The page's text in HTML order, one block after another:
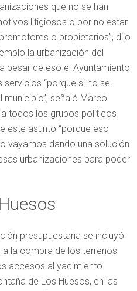
que no se han
litigiosos o por no estar
o propietarios”, dijo
la urbanización del
pesar de eso el Ayuntamiento
“porque si no se
señaló Marco
todos los grupos políticos
este asunto “porque eso
vayamos dando una solución
urbanizaciones para poder
presupuestaria se incluyó
la compra de los terrenos
accesos al yacimiento
de Los Huesos, en las